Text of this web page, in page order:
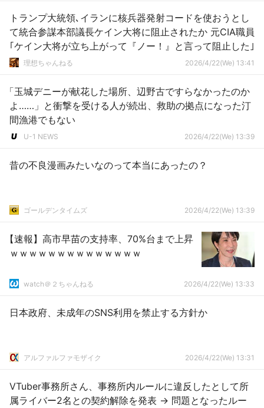
トランプ大統領､イランに核兵器発射コードを使おうとし
て統合参謀本部議長ケイン大将に阻止されたか 元CIA職員
｢ケイン大将が立ち上がって『ノー！』と言って阻止した｣
理想ちゃんねる 2026/4/22(We) 13:41
「玉城デニーが献花した場所、辺野古ですらなかったのか
よ……」と衝撃を受ける人が続出、救助の拠点になった汀
間漁港でもない
U-1 NEWS 2026/4/22(We) 13:39
昔の不良漫画みたいなのって本当にあったの？
ゴールデンタイムズ 2026/4/22(We) 13:39
【速報】高市早苗の支持率、70%台まで上昇
ｗｗｗｗｗｗｗｗｗｗｗｗｗｗ
watch＠２ちゃんねる 2026/4/22(We) 13:33
日本政府、未成年のSNS利用を禁止する方針か
アルファルファモザイク 2026/4/22(We) 13:31
VTuber事務所さん、事務所内ルールに違反したとして所
属ライバー2名との契約解除を発表 → 問題となったルー